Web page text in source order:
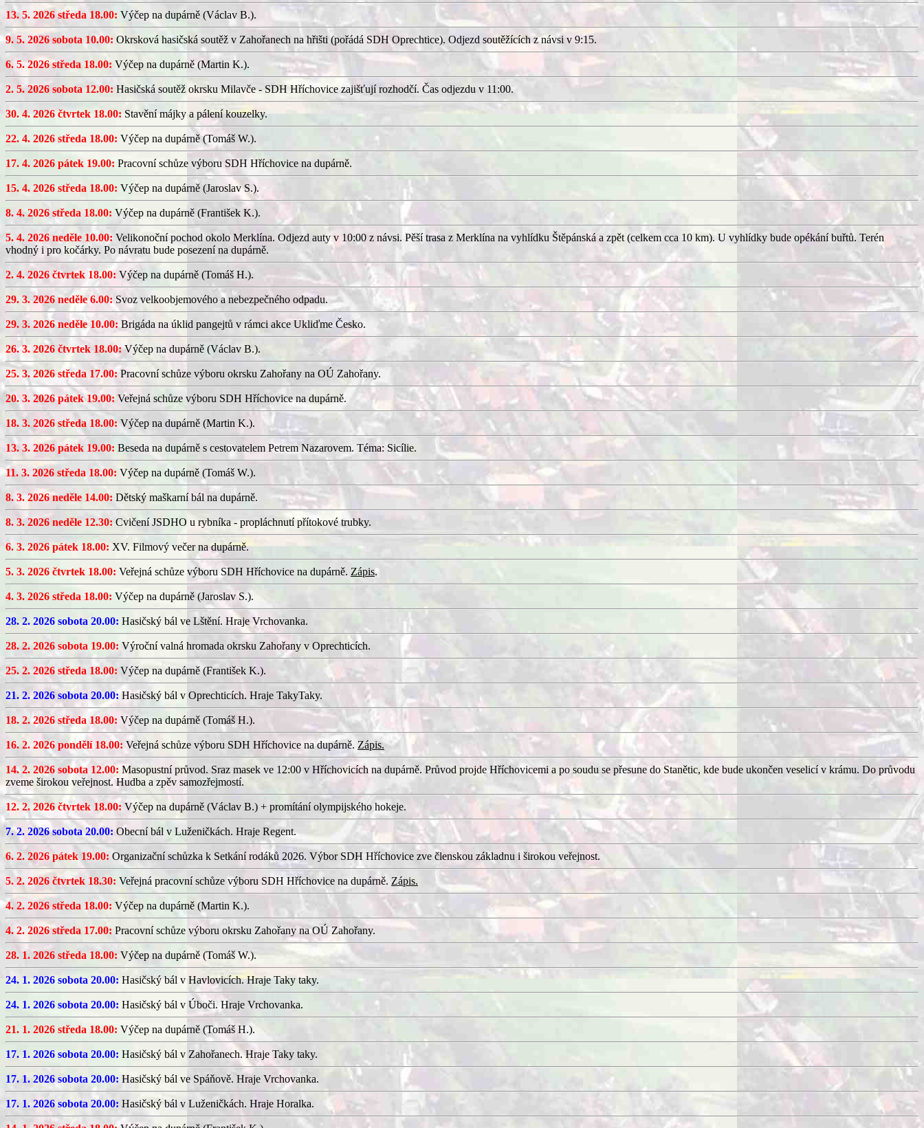
13. 5. 2026 středa 18.00: Výčep na dupárně (Václav B.).
9. 5. 2026 sobota 10.00: Okrsková hasičská soutěž v Zahořanech na hřišti (pořádá SDH Oprechtice). Odjezd soutěžících z návsi v 9:15.
6. 5. 2026 středa 18.00: Výčep na dupárně (Martin K.).
2. 5. 2026 sobota 12.00: Hasičská soutěž okrsku Milavče - SDH Hříchovice zajišťují rozhodčí. Čas odjezdu v 11:00.
30. 4. 2026 čtvrtek 18.00: Stavění májky a pálení kouzelky.
22. 4. 2026 středa 18.00: Výčep na dupárně (Tomáš W.).
17. 4. 2026 pátek 19.00: Pracovní schůze výboru SDH Hříchovice na dupárně.
15. 4. 2026 středa 18.00: Výčep na dupárně (Jaroslav S.).
8. 4. 2026 středa 18.00: Výčep na dupárně (František K.).
5. 4. 2026 neděle 10.00: Velikonoční pochod okolo Merklína. Odjezd auty v 10:00 z návsi. Pěší trasa z Merklína na vyhlídku Štěpánská a zpět (celkem cca 10 km). U vyhlídky bude opékání buřtů. Terén
vhodný i pro kočárky. Po návratu bude posezení na dupárně.
2. 4. 2026 čtvrtek 18.00: Výčep na dupárně (Tomáš H.).
29. 3. 2026 neděle 6.00: Svoz velkoobjemového a nebezpečného odpadu.
29. 3. 2026 neděle 10.00: Brigáda na úklid pangejtů v rámci akce Ukliďme Česko.
26. 3. 2026 čtvrtek 18.00:Výčep na dupárně (Václav B.).
25. 3. 2026 středa 17.00: Pracovní schůze výboru okrsku Zahořany na OÚ Zahořany.
20. 3. 2026 pátek 19.00: Veřejná schůze výboru SDH Hříchovice na dupárně.
18. 3. 2026 středa 18.00: Výčep na dupárně (Martin K.).
13. 3. 2026 pátek 19.00: Beseda na dupárně s cestovatelem Petrem Nazarovem. Téma: Sicílie.
11. 3. 2026 středa 18.00: Výčep na dupárně (Tomáš W.).
8. 3. 2026 neděle 14.00: Dětský maškarní bál na dupárně.
8. 3. 2026 neděle 12.30: Cvičení JSDHO u rybníka - propláchnutí přítokové trubky.
6. 3. 2026 pátek 18.00: XV. Filmový večer na dupárně.
5. 3. 2026 čtvrtek 18.00: Veřejná schůze výboru SDH Hříchovice na dupárně. Zápis.
4. 3. 2026 středa 18.00: Výčep na dupárně (Jaroslav S.).
28. 2. 2026 sobota 20.00: Hasičský bál ve Lštění. Hraje Vrchovanka.
28. 2. 2026 sobota 19.00: Výroční valná hromada okrsku Zahořany v Oprechticích.
25. 2. 2026 středa 18.00: Výčep na dupárně (František K.).
21. 2. 2026 sobota 20.00: Hasičský bál v Oprechticích. Hraje TakyTaky.
18. 2. 2026 středa 18.00: Výčep na dupárně (Tomáš H.).
16. 2. 2026 pondělí 18.00: Veřejná schůze výboru SDH Hříchovice na dupárně. Zápis.
14. 2. 2026 sobota 12.00: Masopustní průvod. Sraz masek ve 12:00 v Hříchovicích na dupárně. Průvod projde Hříchovicemi a po soudu se přesune do Stanětic, kde bude ukončen veselicí v krámu. Do průvodu
zveme širokou veřejnost. Hudba a zpěv samozřejmostí.
12. 2. 2026 čtvrtek 18.00: Výčep na dupárně (Václav B.) + promítání olympijského hokeje.
7. 2. 2026 sobota 20.00: Obecní bál v Luženičkách. Hraje Regent.
6. 2. 2026 pátek 19.00: Organizační schůzka k Setkání rodáků 2026. Výbor SDH Hříchovice zve členskou základnu i širokou veřejnost.
5. 2. 2026 čtvrtek 18.30: Veřejná pracovní schůze výboru SDH Hříchovice na dupárně. Zápis.
4. 2. 2026 středa 18.00: Výčep na dupárně (Martin K.).
4. 2. 2026 středa 17.00: Pracovní schůze výboru okrsku Zahořany na OÚ Zahořany.
28. 1. 2026 středa 18.00: Výčep na dupárně (Tomáš W.).
24. 1. 2026 sobota 20.00: Hasičský bál v Havlovicích. Hraje Taky taky.
24. 1. 2026 sobota 20.00: Hasičský bál v Úboči. Hraje Vrchovanka.
21. 1. 2026 středa 18.00: Výčep na dupárně (Tomáš H.).
17. 1. 2026 sobota 20.00: Hasičský bál v Zahořanech. Hraje Taky taky.
17. 1. 2026 sobota 20.00: Hasičský bál ve Spáňově. Hraje Vrchovanka.
17. 1. 2026 sobota 20.00: Hasičský bál v Luženičkách. Hraje Horalka.